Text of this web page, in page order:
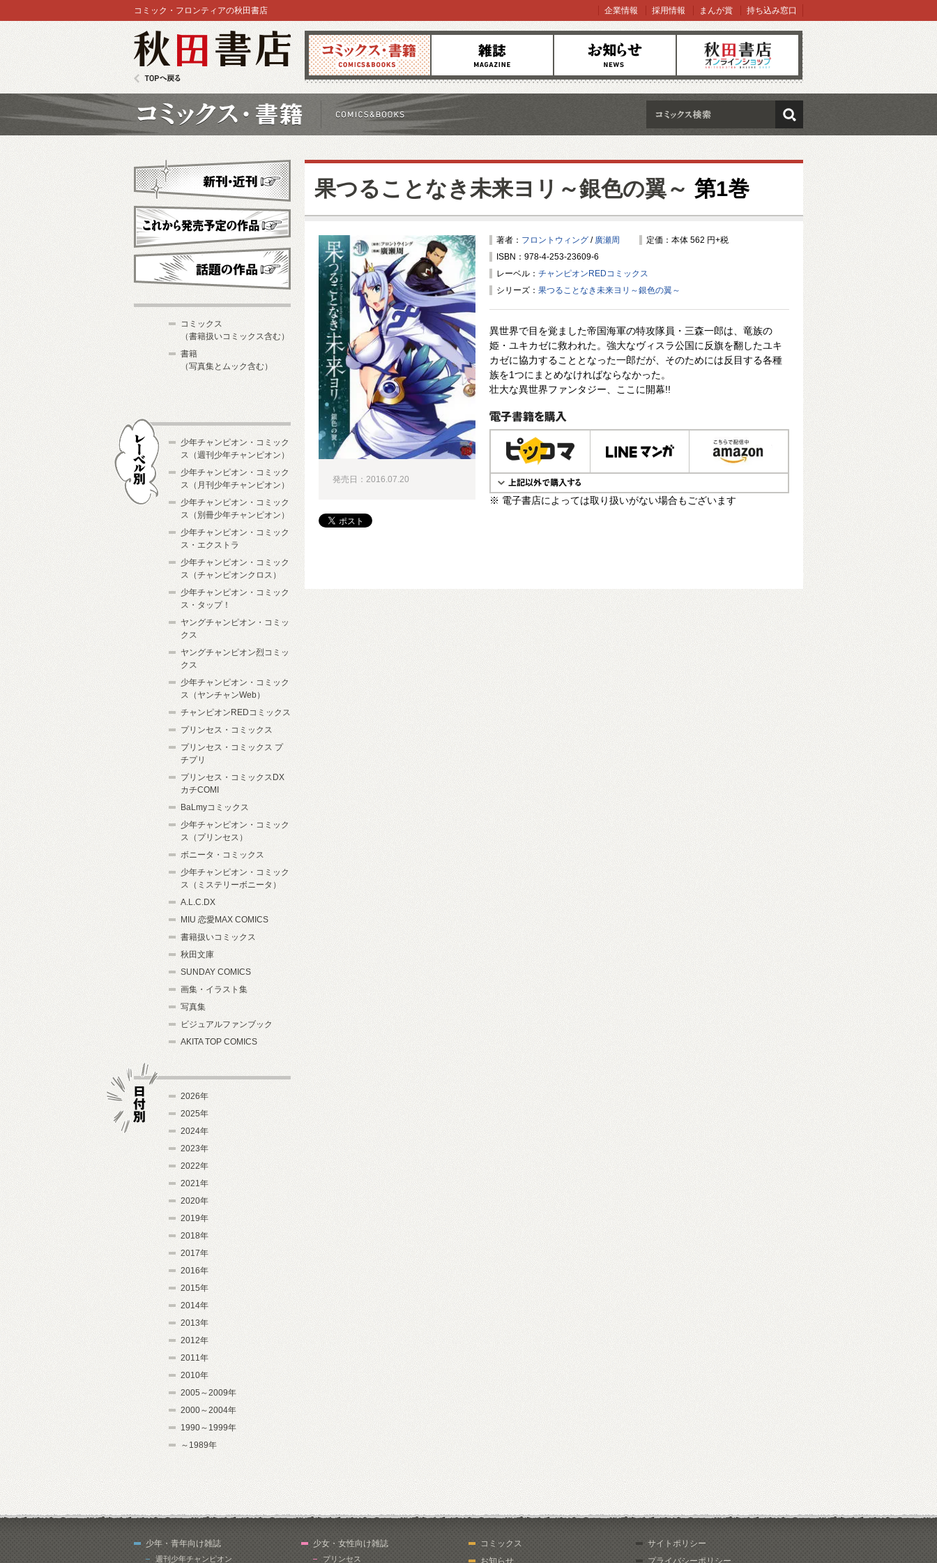
コミックス 雑誌 お知らせ オンラインショップ
コミック・フロンティアの秋田書店 企業情報 採用情報 まんが賞 持ち込み窓口
検索
果つることなき未来ヨリ～銀色の翼～ 第1巻
著者： フロントウィング / 廣瀬周
定価：本体 562 円+税
ISBN：978-4-253-23609-6
レーベル： チャンピオンREDコミックス
シリーズ： 果つることなき未来ヨリ～銀色の翼～
異世界で目を覚ました帝国海軍の特攻隊員・三森一郎は、竜族の
姫・ユキカゼに救われた。強大なヴィスラ公国に反旗を翻したユキ
カゼに協力することとなった一郎だが、そのためには反目する各種
族を1つにまとめなければならなかった。
壮大な異世界ファンタジー、ここに開幕!!
電子書籍で購入
※ 電子書店によっては取り扱いがない場合もございます
発売日：2016.07.20
新刊・近刊
これから発売予定
コミックス
（書籍扱いコミックス含む）
書籍
（写真集とムック含む）
少年チャンピオン・コミック
ス（週刊少年チャンピオン）
少年チャンピオン・コミック
ス（月刊少年チャンピオン）
少年チャンピオン・コミック
ス（別冊少年チャンピオン）
少年チャンピオン・コミック
ス・エクストラ
少年チャンピオン・コミック
ス（チャンピオンクロス）
少年チャンピオン・コミック
ス・タップ！
ヤングチャンピオン・コミッ
クス
ヤングチャンピオン烈コミッ
クス
少年チャンピオン・コミック
ス（ヤンチャンWeb）
チャンピオンREDコミックス
プリンセス・コミックス
プリンセス・コミックス プ
チプリ
プリンセス・コミックスDX
カチCOMI
BaLmyコミックス
少年チャンピオン・コミック
ス（プリンセス）
ボニータ・コミックス
少年チャンピオン・コミック
ス（ミステリーボニータ）
A.L.C.DX
MIU 恋愛MAX COMICS
書籍扱いコミックス
秋田文庫
SUNDAY COMICS
画集・イラスト集
写真集
ビジュアルファンブック
AKITA TOP COMICS
2026年
2025年
2024年
2023年
2022年
2021年
2020年
2019年
2018年
2017年
2016年
2015年
2014年
2013年
2012年
2011年
2010年
2005～2009年
2000～2004年
1990～1999年
～1989年
少年・青年向け雑誌
週刊少年チャンピオン
少女・女性向け雑誌
プリンセス
コミックス
お知らせ
サイトポリシー
プライバシーポリシー